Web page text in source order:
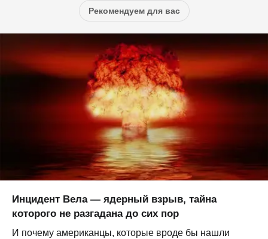
Рекомендуем для вас
Инцидент Вела — ядерный взрыв, тайна
которого не разгадана до сих пор
И почему американцы, которые вроде бы нашли